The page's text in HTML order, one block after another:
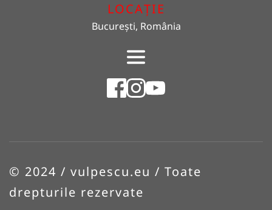
LOCAȚIE
București, România
© 2024 / vulpescu.eu / Toate
drepturile rezervate